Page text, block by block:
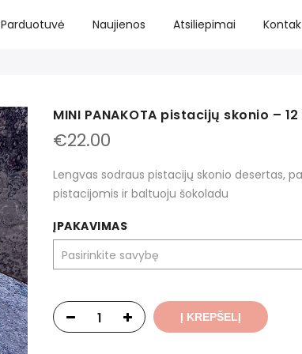
Parduotuvė Naujienos Atsiliepimai
MINI PANAKOTA pistacijų skonio –
€22.00
Lengvas sodraus pistacijų skonio desertas,
pistacijomis ir baltuoju šokoladu
ĮPAKAVIMAS
Į KREPŠELĮ